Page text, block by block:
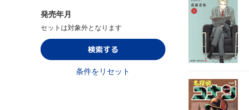
発売年月
セットは対象外となります
検索する
条件をリセット